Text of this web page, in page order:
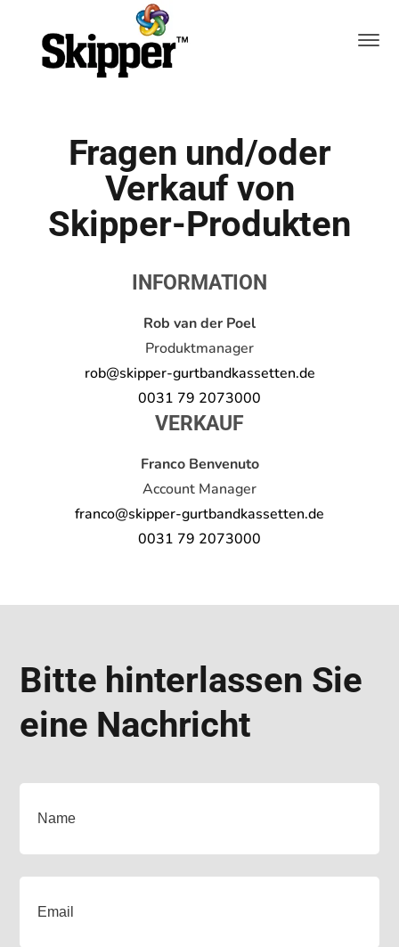
Fragen und/oder
Verkauf von
Skipper-Produkten
INFORMATION
Rob van der Poel
Produktmanager
rob@skipper-gurtbandkassetten.de
0031 79 2073000
VERKAUF
Franco Benvenuto
Account Manager
franco@skipper-gurtbandkassetten.de
0031 79 2073000
Bitte hinterlassen Sie
eine Nachricht